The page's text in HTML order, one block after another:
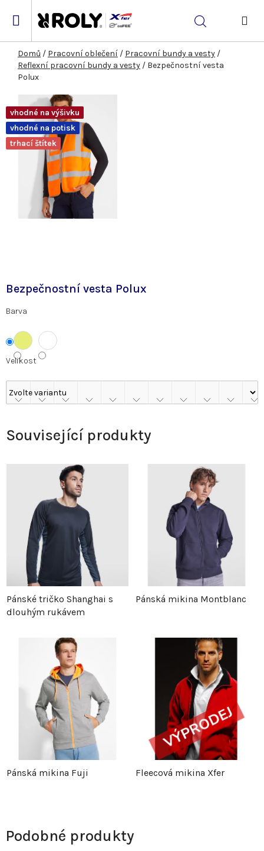
Hledat
Domů / Pracovní oblečení / Pracovní bundy a vesty /
Reflexní pracovní bundy a vesty / Bezpečnostní vesta
Polux
Bezpečnostní vesta Polux
Barva
Velikost
vhodné na výšivku
vhodné na potisk
trhací štítek
Související produkty
Pánské tričko Shanghai s
dlouhým rukávem
Pánská mikina Montblanc
Pánská mikina Fuji Fleecová mikina Xfer
Podobné produkty